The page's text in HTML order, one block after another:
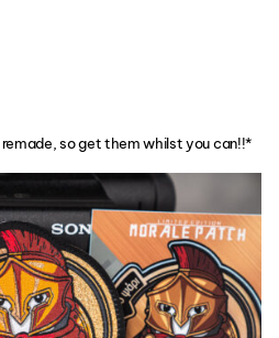
so get them whilst you can!!*